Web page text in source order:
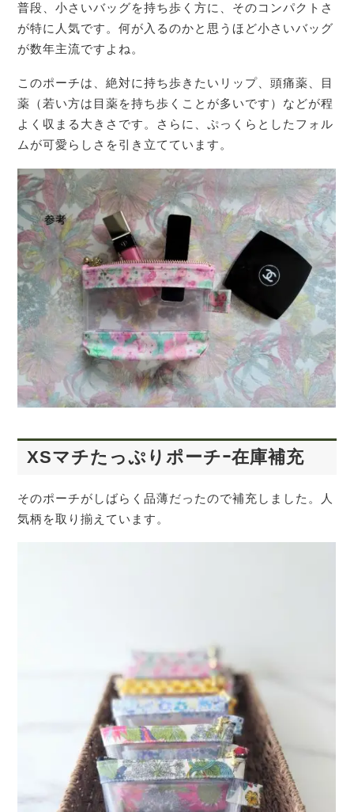
普段、小さいバッグを持ち歩く方に、そのコンパクトさ
が特に人気です。何が入るのかと思うほど小さいバッグ
が数年主流ですよね。
このポーチは、絶対に持ち歩きたいリップ、頭痛薬、目
薬（若い方は目薬を持ち歩くことが多いです）などが程
よく収まる大きさです。さらに、ぷっくらとしたフォル
ムが可愛らしさを引き立てています。
XSマチたっぷりポーチｰ在庫補充
そのポーチがしばらく品薄だったので補充しました。人
気柄を取り揃えています。